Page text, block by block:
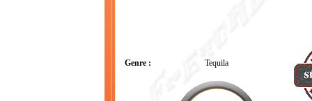
Genre : Tequila